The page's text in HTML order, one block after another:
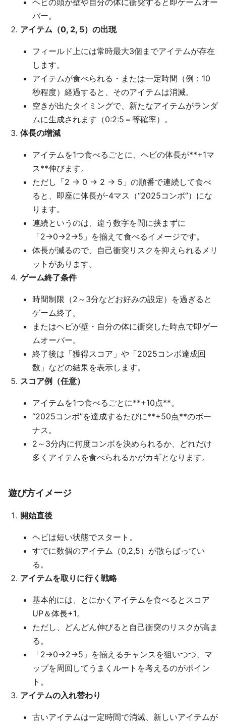
ヘビの頭が壁や自分の体に衝突すると即ゲームオー
バー。
アイテム（0, 2, 5）の出現
フィールド上には常時最大3個までアイテムが存在
します。
アイテムが食べられる・または一定時間（例：10
秒程度）経過すると、そのアイテムは消滅。
空きが出たタイミングで、新たなアイテムがランダ
ムに生成されます（0:2:5＝等確率）。
体長の増減
アイテムを1つ食べるごとに、ヘビの体長が**+1マ
ス**伸びます。
ただし「2 → 0 → 2 → 5」の順番で連続して食べ
ると、即座に体長が-4マス（“2025コンボ”）にな
ります。
連続というのは、違う数字を間に挟まずに
「2→0→2→5」を揃えて食べるイメージです。
体長が減るので、自己衝突リスクを抑えられるメリ
ットがあります。
ゲーム終了条件
時間制限（2～3分などお好みの設定）を過ぎると
ゲーム終了。
またはヘビが壁・自分の体に衝突した時点で即ゲー
ムオーバー。
終了後は「獲得スコア」や「2025コンボ達成回
数」などの結果を表示します。
スコア例（任意）
アイテムを1つ食べるごとに**+10点**。
“2025コンボ”を達成するたびに**+50点**のボー
ナス。
2～3分内に何度コンボを決められるか、どれだけ
多くアイテムを食べられるかがカギとなります。
遊び方イメージ
開始直後
ヘビは短い状態でスタート。
すでに数個のアイテム（0,2,5）が散らばってい
る。
アイテムを取りに行く戦略
基本的には、とにかくアイテムを食べるとスコア
UP＆体長+1。
ただし、どんどん伸びると自己衝突のリスクが高ま
る。
「2→0→2→5」を揃えるチャンスを狙いつつ、マ
ップを周回してうまくルートを考えるのがポイン
ト。
アイテムの入れ替わり
古いアイテムは一定時間で消滅、新しいアイテムが